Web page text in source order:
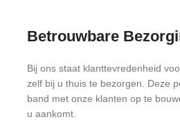
Betrouwbare
Bij ons staat klanttevredenheid
zelf bij u thuis te bezorgen. Deze
band met onze klanten op te
u aankomt.